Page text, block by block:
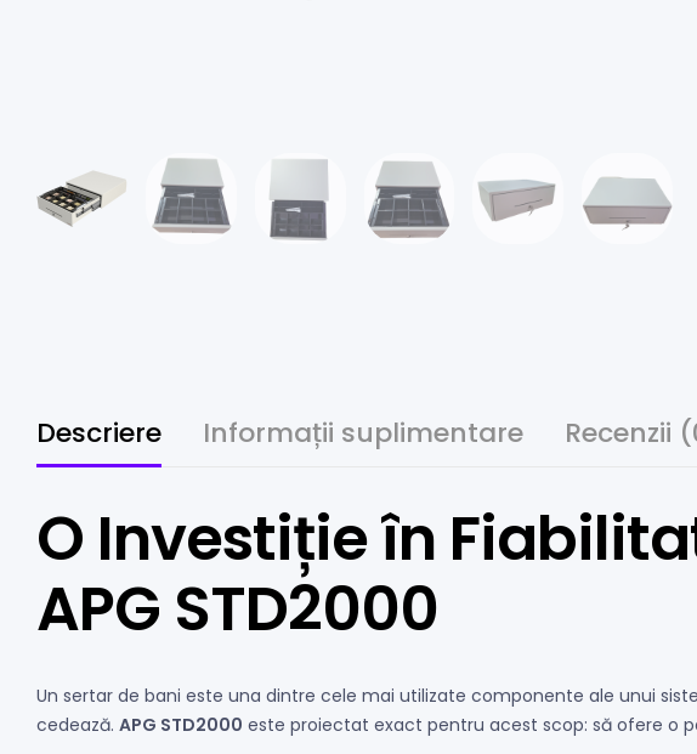
Descriere Informații suplimentare Recenzii
O Investiție în
APG STD2000
Un sertar de bani este una dintre cele mai utilizate componente ale unui
cedează. APG STD2000 este proiectat exact pentru acest scop: să ofere o